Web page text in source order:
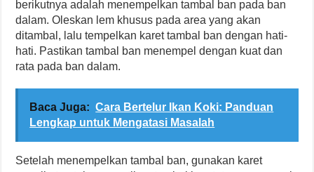
berikutnya adalah menempelkan tambal ban pada ban
dalam. Oleskan lem khusus pada area yang akan
ditambal, lalu tempelkan karet tambal ban dengan hati-
hati. Pastikan tambal ban menempel dengan kuat dan
rata pada ban dalam.
Baca Juga: Cara Bertelur Ikan Koki: Panduan
Lengkap untuk Mengatasi Masalah
Setelah menempelkan tambal ban, gunakan karet